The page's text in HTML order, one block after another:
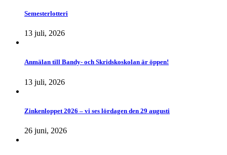
Semesterlotteri
13 juli, 2026
Anmälan till Bandy- och Skridskoskolan är öppen!
13 juli, 2026
Zinkenloppet 2026 – vi ses lördagen den 29 augusti
26 juni, 2026